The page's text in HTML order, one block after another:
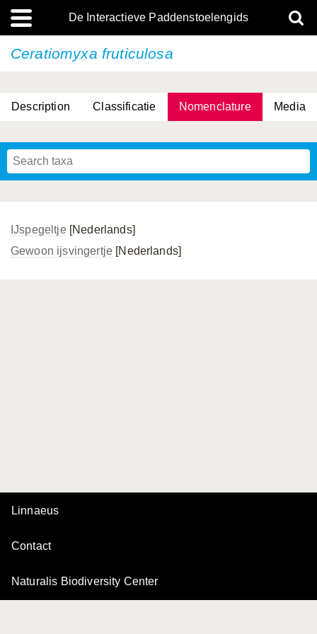
De Interactieve Paddenstoelengids
Ceratiomyxa fruticulosa
Description Classificatie Nomenclature Media
IJspegeltje[Nederlands]
Gewoon ijsvingertje [Nederlands]
Linnaeus
Contact
Naturalis Biodiversity Center